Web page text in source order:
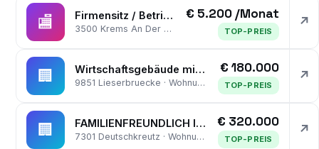
🏬 Firmensitz / Betriebsobjekt mit 320m² Büros, 400m² Hallen/Garagen & 750m² Lagerplatz
3500 Krems An Der Donau · Gewerbe
€ 5.200 /Monat
TOP-PREIS
↗
🏢 Wirtschaftsgebäude mit Garage
9851 Lieserbruecke · Wohnung
€ 180.000
TOP-PREIS
↗
🏢 FAMILIENFREUNDLICH IN SIEDLUNGSLAGE MIT GARAGE UND GROSSEM KELLER
7301 Deutschkreutz · Wohnung
€ 320.000
TOP-PREIS
↗